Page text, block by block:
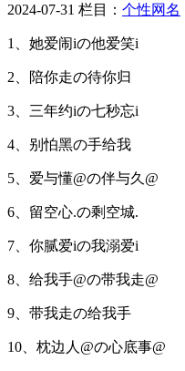
2024-07-31 栏目： 个性网名
1、她爱闹iの他爱笑i
2、陪你走の待你归
3、三年约iの七秒忘i
4、别怕黑の手给我
5、爱与懂@の伴与久@
6、留空心.の剩空城.
7、你腻爱iの我溺爱i
8、给我手@の带我走@
9、带我走の给我手
10、枕边人@の心底事@